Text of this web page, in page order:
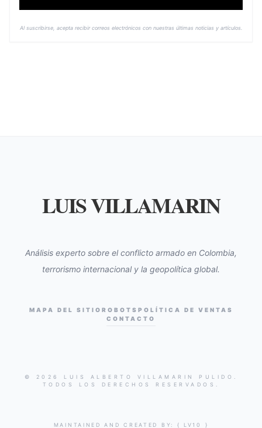
Al suscribirse, acepta recibir correos electrónicos con nuestras últimas noticias y artículos.
LUIS VILLAMARIN
Análisis experto sobre el conflicto armado en Colombia,
terrorismo internacional y la geopolítica global.
MAPA DEL SITIO ROBOTS POLÍTICA DE VENTAS
CONTACTO
© 2026 LUIS ALBERTO VILLAMARIN PULIDO.
TODOS LOS DERECHOS RESERVADOS.
MAINTAINED AND CREATED BY: { LV10 }